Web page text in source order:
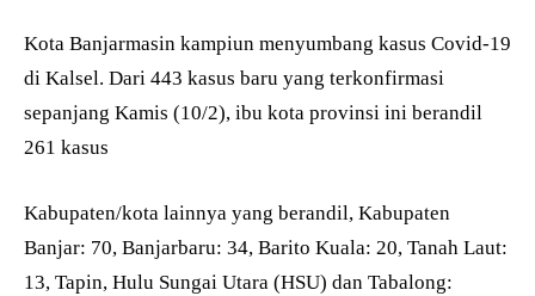
Kota Banjarmasin kampiun menyumbang kasus Covid-19
di Kalsel. Dari 443 kasus baru yang terkonfirmasi
sepanjang Kamis (10/2), ibu kota provinsi ini berandil
261 kasus
Kabupaten/kota lainnya yang berandil, Kabupaten
Banjar: 70, Banjarbaru: 34, Barito Kuala: 20, Tanah Laut:
13, Tapin, Hulu Sungai Utara (HSU) dan Tabalong: